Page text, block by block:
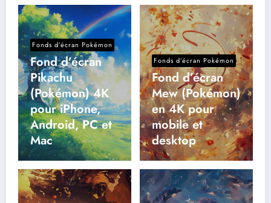
Fonds d’écran Pokémon
Fond d’écran
Pikachu
(Pokémon) 4K
pour iPhone,
Android, PC et
Mac
Fonds d’écran Pokémon
Fond d’écran
Mew (Pokémon)
en 4K pour
mobile et
desktop